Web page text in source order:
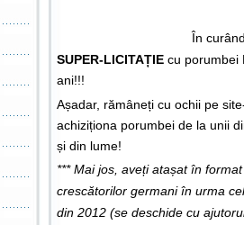
În
SUPER-LICITAȚIE cu porumbei
ani!!!
Așadar, rămâneți cu ochii pe
achiziționa porumbei de la unii
și din lume!
*** Mai jos, aveți atașat în
crescătorilor germani în urma
din 2012 (se deschide cu